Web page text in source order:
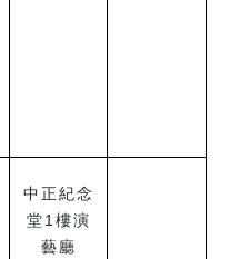
中正紀念
堂1樓演
藝廳